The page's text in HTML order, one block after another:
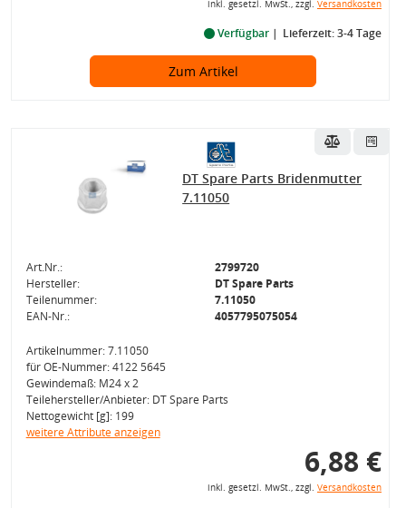
inkl. gesetzl. MwSt., zzgl. Versandkosten
Verfügbar Lieferzeit: 3-4 Tage
Zum Artikel
DT Spare Parts Bridenmutter
7.11050
Art.Nr.:
2799720
Hersteller:
DT Spare Parts
Teilenummer:
7.11050
EAN-Nr.:
4057795075054
Artikelnummer: 7.11050
für OE-Nummer: 4122 5645
Gewindemaß: M24 x 2
Teilehersteller/Anbieter: DT Spare Parts
Nettogewicht [g]: 199
weitere Attribute anzeigen
6,88 €
inkl. gesetzl. MwSt., zzgl. Versandkosten